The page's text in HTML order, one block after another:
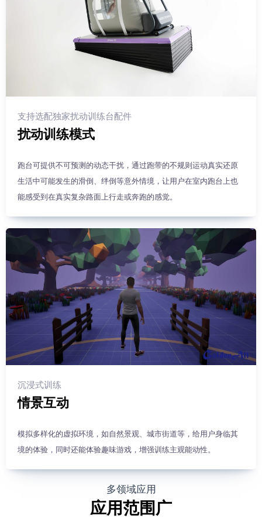
支持选配独家扰动训练台配件
扰动训练模式
跑台可提供不可预测的动态干扰，通过跑带的不规则运动真实还原
生活中可能发生的滑倒、绊倒等意外情境，让用户在室内跑台上也
能感受到在真实复杂路面上行走或奔跑的感觉。
沉浸式训练
情景互动
模拟多样化的虚拟环境，如自然景观、城市街道等，给用户身临其
境的体验，同时还能体验趣味游戏，增强训练主观能动性。
多领域应用
应用范围广